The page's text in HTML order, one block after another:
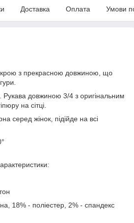
Доставка Оплата Умови
крою з прекрасною довжиною, що
Рукава довжиною 3/4 з оригінальним
на сітці.
серед жінок, підійде на всі
18% - поліестер, 2% - спандекс